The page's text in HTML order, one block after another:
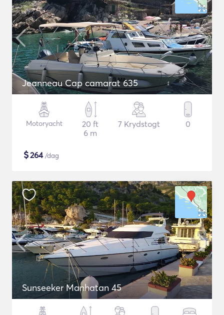
Jeanneau Cap camarat 635
Motoryacht
20 ft
6 m
7 Krydstogt 0
$264/dag
Sunseeker Manhatan 45